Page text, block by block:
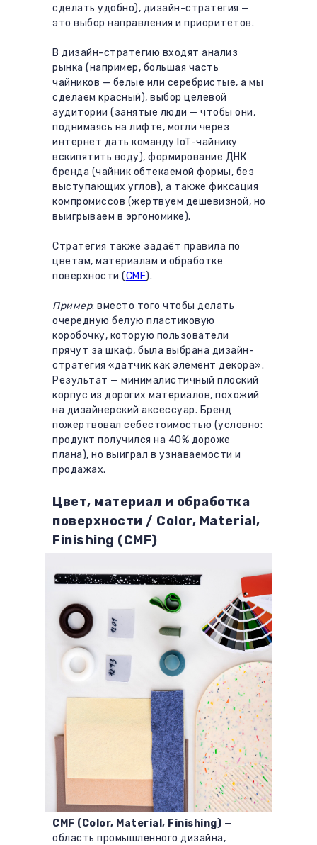
сделать удобно), дизайн-стратегия —
это выбор направления и приоритетов.
В дизайн-стратегию входят анализ
рынка (например, большая часть
чайников — белые или серебристые, а мы
сделаем красный), выбор целевой
аудитории (занятые люди — чтобы они,
поднимаясь на лифте, могли через
интернет дать команду IoT-чайнику
вскипятить воду), формирование ДНК
бренда (чайник обтекаемой формы, без
выступающих углов), а также фиксация
компромиссов (жертвуем дешевизной, но
выигрываем в эргономике).
Стратегия также задаёт правила по
цветам, материалам и обработке
поверхности (CMF).
Пример: вместо того чтобы делать
очередную белую пластиковую
коробочку, которую пользователи
прячут за шкаф, была выбрана дизайн-
стратегия «датчик как элемент декора».
Результат — минималистичный плоский
корпус из дорогих материалов, похожий
на дизайнерский аксессуар. Бренд
пожертвовал себестоимостью (условно:
продукт получился на 40% дороже
плана), но выиграл в узнаваемости и
продажах.
Цвет, материал и обработка
поверхности / Color, Material,
Finishing (CMF)
CMF (Color, Material, Finishing) —
область промышленного дизайна,